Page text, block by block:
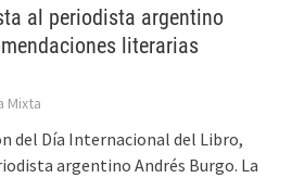
al periodista argentino
literarias
Mixta
del Día Internacional del Libro,
argentino Andrés Burgo. La